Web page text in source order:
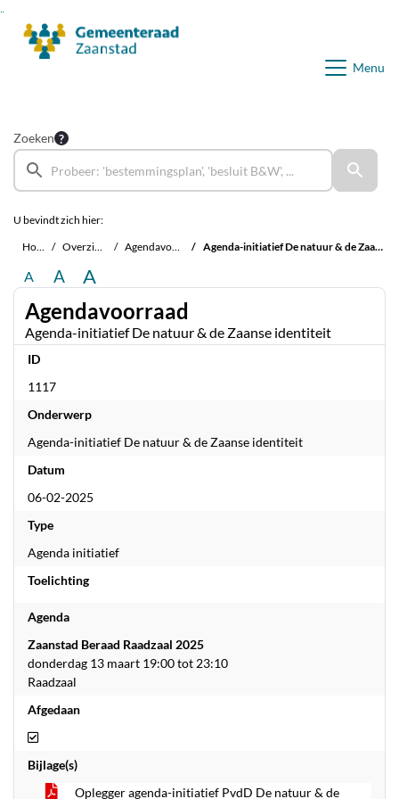
Menu
Zoeken
U bevindt zich hier:
Home
Overzichten Agendavoorraad Agenda-initiatief De natuur & de Zaanse identiteit
A A A
Agendavoorraad
Agenda-initiatief De natuur & de Zaanse identiteit
ID
1117
Onderwerp
Agenda-initiatief De natuur & de Zaanse identiteit
Datum
06-02-2025
Type
Agenda initiatief
Toelichting
Agenda
Zaanstad Beraad Raadzaal 2025
donderdag 13 maart 19:00 tot 23:10
Raadzaal
Afgedaan
Afgedaan
Bijlage(s)
Oplegger agenda-initiatief PvdD De natuur & de